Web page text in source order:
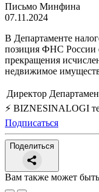
Письмо Минфина
07.11.2024
В Департаменте
позиция ФНС России
прекращения
недвижимое
Директор
⚡ BIZNESINALOGI
Подписаться
Поделиться
Вам также может